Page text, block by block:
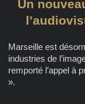
Un
Marseille est
industries de
remporté l’appel à
».